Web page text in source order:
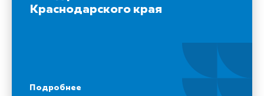
Краснодарского края
Подробнее